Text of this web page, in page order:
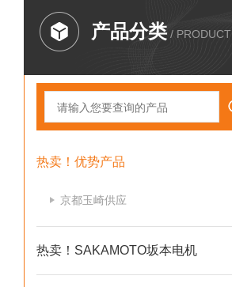
产品分类 / PRODUCT
热卖！优势产品
京都玉崎供应
热卖！SAKAMOTO坂本电机